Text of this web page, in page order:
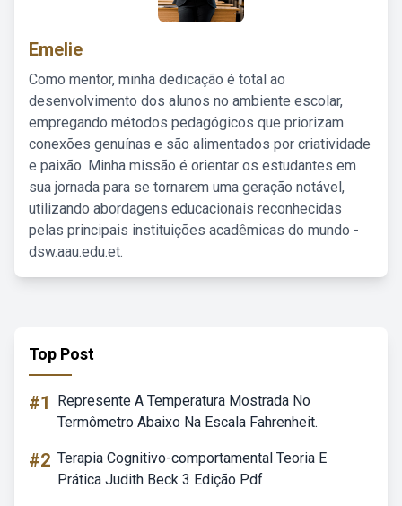
Emelie
Como mentor, minha dedicação é total ao
desenvolvimento dos alunos no ambiente escolar,
empregando métodos pedagógicos que priorizam
conexões genuínas e são alimentados por criatividade
e paixão. Minha missão é orientar os estudantes em
sua jornada para se tornarem uma geração notável,
utilizando abordagens educacionais reconhecidas
pelas principais instituições acadêmicas do mundo -
dsw.aau.edu.et.
Top Post
#1
Represente A Temperatura Mostrada No
Termômetro Abaixo Na Escala Fahrenheit.
#2 Terapia Cognitivo-comportamental Teoria E
Prática Judith Beck 3 Edição Pdf